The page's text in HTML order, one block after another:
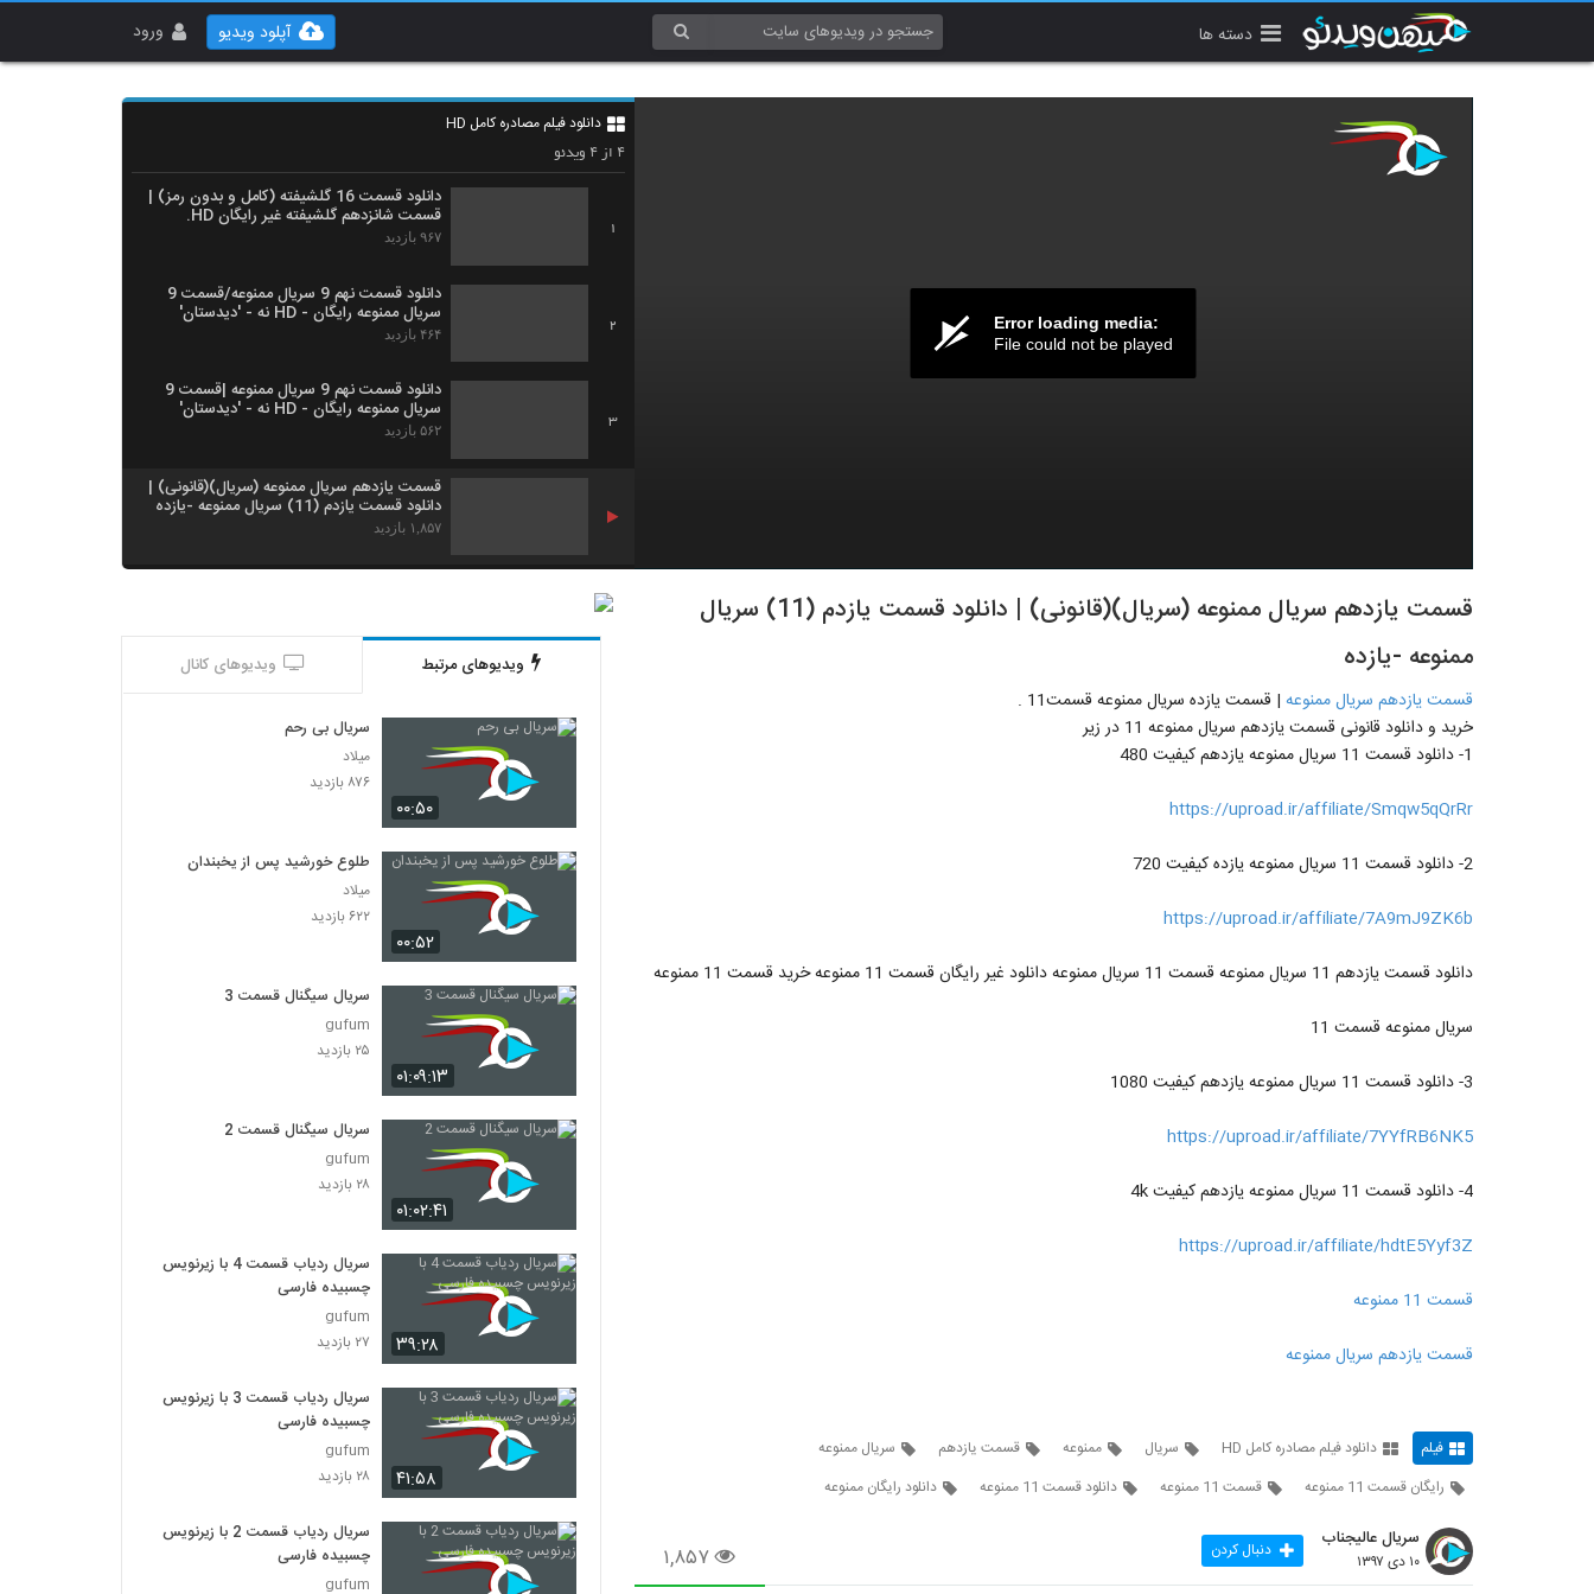
دسته ها ورود آپلود ویدیو
Error loading media:
File could not be played
دانلود فیلم مصادره کامل HD
۴ از ۴ ویدئو
1
دانلود قسمت 16 گلشیفته (کامل و بدون رمز) |
قسمت شانزدهم گلشیفته غیر رایگان HD.
۹۶۷ بازدید
2
دانلود قسمت نهم 9 سریال ممنوعه/قسمت 9
سریال ممنوعه رایگان - HD نه - 'دیدستان'
۴۶۴ بازدید
3
دانلود قسمت نهم 9 سریال ممنوعه |قسمت 9
سریال ممنوعه رایگان - HD نه - 'دیدستان'
۵۶۲ بازدید
قسمت یازدهم سریال ممنوعه (سریال)(قانونی) |
دانلود قسمت یازدم (11) سریال ممنوعه -یازده
۱,۸۵۷ بازدید
قسمت یازدهم سریال ممنوعه (سریال)(قانونی) | دانلود قسمت یازدم (11) سریال
ممنوعه -یازده
قسمت یازدهم سریال ممنوعه | قسمت یازده سریال ممنوعه قسمت11 .
خرید و دانلود قانونی قسمت یازدهم سریال ممنوعه 11 در زیر
1- دانلود قسمت 11 سریال ممنوعه یازدهم کیفیت 480
https://uproad.ir/affiliate/Smqw5qQrRr
2- دانلود قسمت 11 سریال ممنوعه یازده کیفیت 720
https://uproad.ir/affiliate/7A9mJ9ZK6b
دانلود قسمت یازدهم 11 سریال ممنوعه قسمت 11 سریال ممنوعه دانلود غیر رایگان قسمت 11 ممنوعه خرید قسمت 11 ممنوعه
سریال ممنوعه قسمت 11
3- دانلود قسمت 11 سریال ممنوعه یازدهم کیفیت 1080
https://uproad.ir/affiliate/7YYfRB6NK5
4- دانلود قسمت 11 سریال ممنوعه یازدهم کیفیت 4k
https://uproad.ir/affiliate/hdtE5Yyf3Z
قسمت 11 ممنوعه
قسمت یازدهم سریال ممنوعه
فیلم دانلود فیلم مصادره کامل HD سریال ممنوعه قسمت یازدهم
سریال ممنوعه
رایگان قسمت 11 ممنوعه
قسمت 11 ممنوعه دانلود قسمت 11 ممنوعه دانلود رایگان ممنوعه
۱,۸۵۷
سریال عالیجناب
۱۰ دی ۱۳۹۷ دنبال کردن
ویدیوهای مرتبط ویدیوهای کانال
۰۰:۵۰
سریال بی رحم
میلاد
۸۷۶ بازدید
۰۰:۵۲
طلوع خورشید پس از یخبندان
میلاد
۶۲۲ بازدید
۰۱:۰۹:۱۳
سریال سیگنال قسمت 3
gufum
۲۵ بازدید
۰۱:۰۲:۴۱
سریال سیگنال قسمت 2
gufum
۲۸ بازدید
۳۹:۲۸
سریال ردیاب قسمت 4 با زیرنویس
چسبیده فارسی
gufum
۲۷ بازدید
۴۱:۵۸
سریال ردیاب قسمت 3 با زیرنویس
چسبیده فارسی
gufum
۲۸ بازدید
سریال ردیاب قسمت 2 با زیرنویس
چسبیده فارسی
gufum